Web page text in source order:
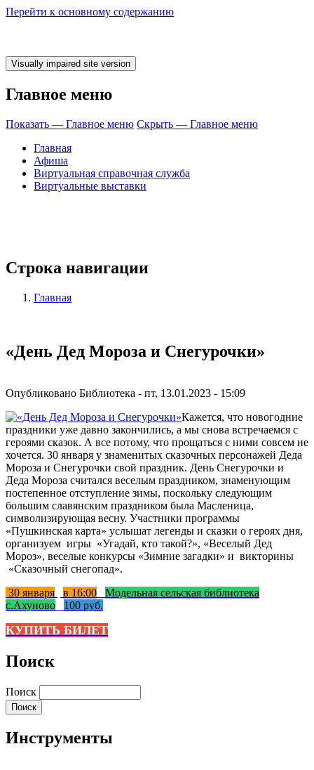
Перейти к основному содержанию
Главное меню
Показать — Главное меню Скрыть — Главное меню
Главная
Афиша
Виртуальная справочная служба
Виртуальные выставки
Строка навигации
Главная
«День Дед Мороза и Снегурочки»
Опубликовано Библиотека - пт, 13.01.2023 - 15:09
Кажется, что новогодние
праздники уже давно закончились, а мы снова встречаемся с
героями сказок. А все потому, что прощаться с ними совсем не
хочется. 30 января у знаменитых сказочных персонажей Деда
Мороза и Снегурочки свой праздник. День Снегурочки и
Деда Мороза считался веселым праздником, знаменующим
постепенное отступление зимы, поскольку следующим
большим славянским праздником была Масленица,
символизирующая весну. Участники программы
«Пушкинская карта» услышат легенды и сказки о героях дня,
организуем игры «Угадай, кто такой?», «Веселый Дед
Мороз», веселые конкурсы «Зимние загадки» и викторины
«Сказочный снегопад».
30 января
в 16:00
Модельная сельская библиотека
с.Ахуново
100 руб.
КУПИТЬ БИЛЕТ
Поиск
Поиск
Инструменты